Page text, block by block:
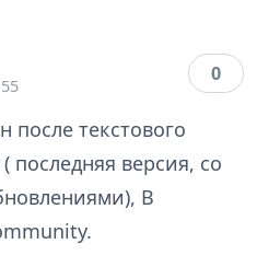
0
текстового
последняя версия, со
В